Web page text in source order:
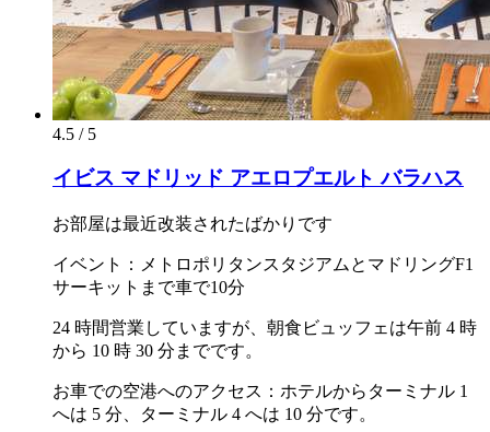
4.5 / 5
イビス マドリッド アエロプエルト バラハス
お部屋は最近改装されたばかりです
イベント：メトロポリタンスタジアムとマドリングF1
サーキットまで車で10分
24 時間営業していますが、朝食ビュッフェは午前 4 時
から 10 時 30 分までです。
お車での空港へのアクセス：ホテルからターミナル 1
へは 5 分、ターミナル 4 へは 10 分です。